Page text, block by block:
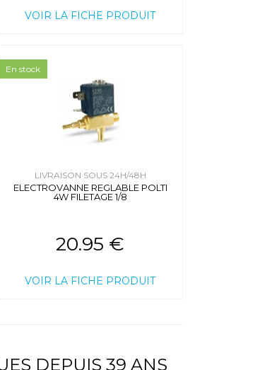
VOIR LA FICHE PRODUIT
LIVRAISON SOUS 24H/48H
ELECTROVANNE REGLABLE POLTI
4W FILETAGE 1/8
20.95 €
VOIR LA FICHE PRODUIT
En stock
DEPUIS 39 ANS